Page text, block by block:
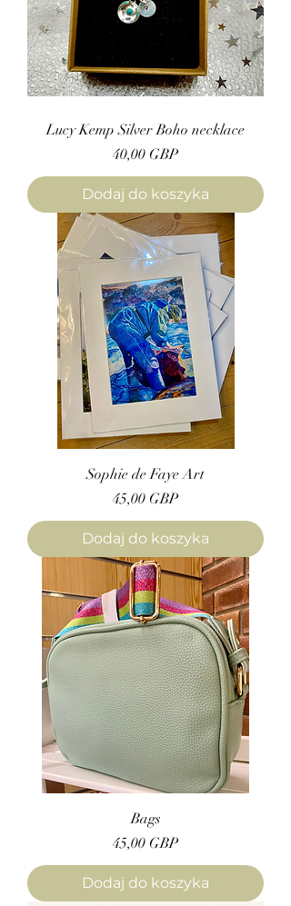
Lucy Kemp Silver Boho necklace
Cena
40,00 GBP
Dodaj do koszyka
Sophie de Faye Art
Cena
45,00 GBP
Dodaj do koszyka
Bags
Cena
45,00 GBP
Dodaj do koszyka